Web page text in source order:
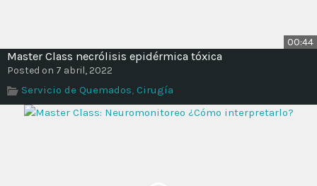
00:44
Master Class necrólisis epidérmica tóxica
Posted on 7 abril, 2022
Servicio de Quemados, Cirugía